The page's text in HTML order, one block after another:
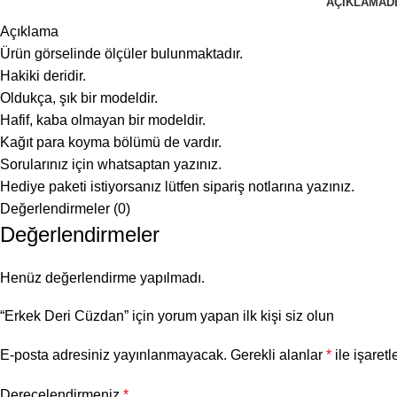
Açıklama
Ürün görselinde ölçüler bulunmaktadır.
Hakiki deridir.
Oldukça, şık bir modeldir.
Hafif, kaba olmayan bir modeldir.
Kağıt para koyma bölümü de vardır.
Sorularınız için whatsaptan yazınız.
Hediye paketi istiyorsanız lütfen sipariş notlarına yazınız.
Değerlendirmeler (0)
Değerlendirmeler
Henüz değerlendirme yapılmadı.
“Erkek Deri Cüzdan” için yorum yapan ilk kişi siz olun
E-posta adresiniz yayınlanmayacak. Gerekli alanlar * ile